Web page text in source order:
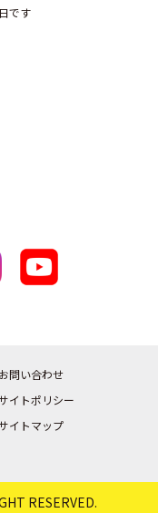
です
お問い合わせ
イトポリシー
イトマップ
RESERVED.